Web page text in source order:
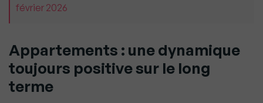
février 2026
Appartements : une dynamique
toujours positive sur le long
terme